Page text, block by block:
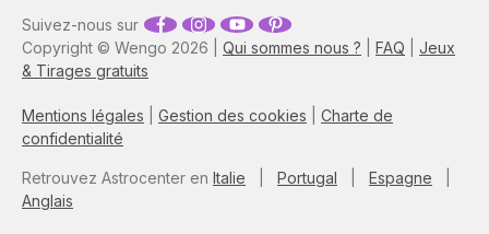
Copyright © Wengo 2026 | Qui sommes nous ? FAQ
Jeux
& Tirages gratuits
Mentions légales Gestion des cookies
Charte de
confidentialité
Suivez-nous sur
Retrouvez Astrocenter en Italie Portugal Espagne
Anglais